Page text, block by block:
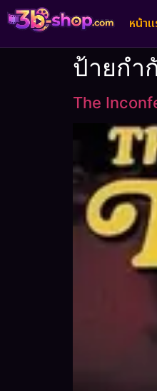
หน้า
ป้ายกำ
The